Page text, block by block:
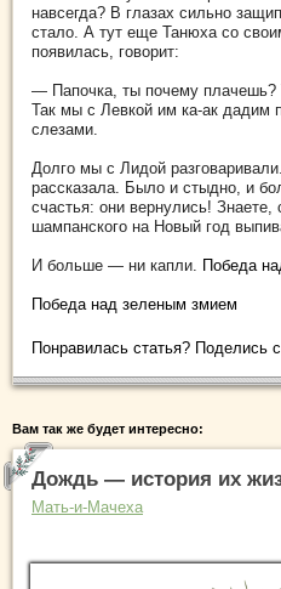
навсегда? В глазах сильно
стало. А тут еще Танюха со
появилась, говорит:
— Папочка, ты почему плачешь?
Так мы с Левкой им ка-ак дадим
слезами.
Долго мы с Лидой
рассказала. Было и стыдно, и
счастья: они вернулись!
шампанского на Новый год
И больше — ни капли. Победа
Победа над зеленым змием
Понравилась статья? Поделись
Вам так же будет интересно:
Дождь — история их
Мать-и-Мачеха